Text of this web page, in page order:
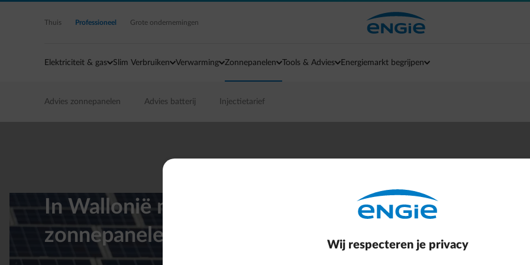
Ga naar de hoofdinhoud
Thuis Professioneel Grote ondernemingen
Elektriciteit & gas Slim Verbruiken Verwarming Zonnepanelen Tools & Advies Energiemarkt begrijpen
Advies zonnepanelen Advies batterij Injectietarief
In Wallonië maak je minimaal 23 300€ winst
bij
zonnepanelen
Wij respecteren je privacy